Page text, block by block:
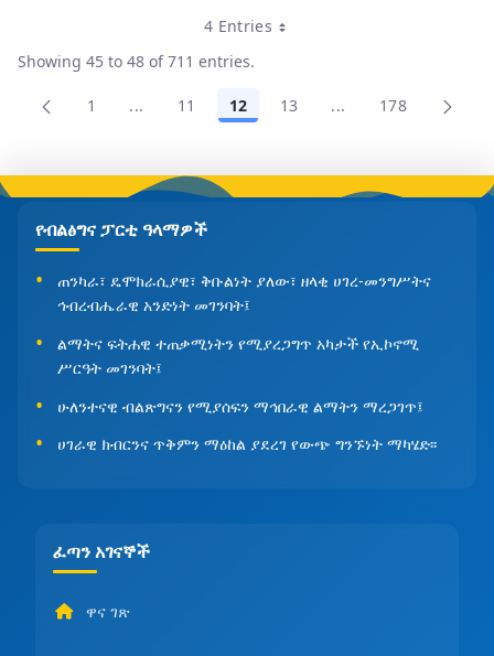
4 EntriesPer Page
Showing 45 to 48 of 711 entries.
Page
1 ...Intermediate Pages Use TAB to navigate.
Page
11 Page
12 Page
13 ...Intermediate
Page
178
የብልፅግና ፓርቲ ዓላማዎች
ጠንካራ፣ ዴሞክራሲያዊ፣ ቅቡልነት ያለው፣ ዘላቂ ሀገረ-መንግሥትና
ኅብረብሔራዊ አንድነት መገንባት፤
ልማትና ፍትሐዊ ተጠቃሚነትን የሚያረጋግጥ አካታች የኢኮኖሚ
ሥርዓት መገንባት፤
ሁለንተናዊ ብልጽግናን የሚያሰፍን ማኅበራዊ ልማትን ማረጋገጥ፤
ሀገራዊ ክብርንና ጥቅምን ማዕከል ያደረገ የውጭ ግንኙነት ማካሄድ፡፡
ፈጣን አገናኞች
ዋና ገጽ